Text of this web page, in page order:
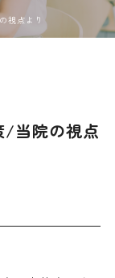
視点より
/当院の視点